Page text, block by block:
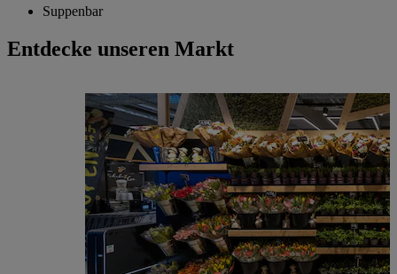
Suppenbar
Entdecke unseren Markt